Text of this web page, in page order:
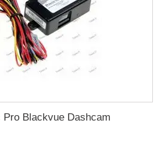
Pro Blackvue Dashcam